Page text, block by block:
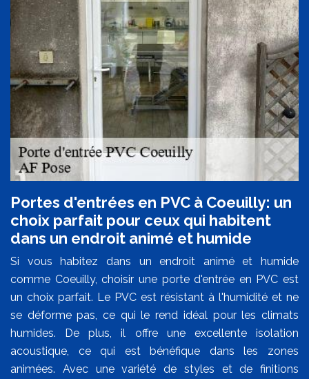
Portes d'entrées en PVC à Coeuilly: un
choix parfait pour ceux qui habitent
dans un endroit animé et humide
Si vous habitez dans un endroit animé et humide
comme Coeuilly, choisir une porte d'entrée en PVC est
un choix parfait. Le PVC est résistant à l'humidité et ne
se déforme pas, ce qui le rend idéal pour les climats
humides. De plus, il offre une excellente isolation
acoustique, ce qui est bénéfique dans les zones
animées. Avec une variété de styles et de finitions